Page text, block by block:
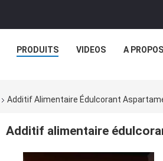
PRODUITS VIDEOS A
Additif Alimentaire Édulcorant
Additif alimentaire